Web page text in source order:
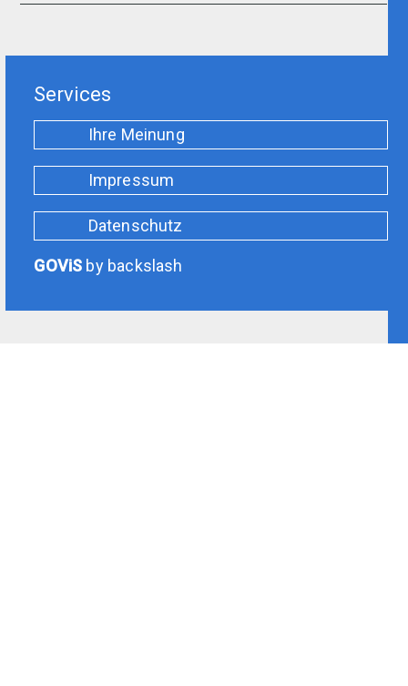
Services
Ihre Meinung
Impressum
Datenschutz
GOViS by backslash